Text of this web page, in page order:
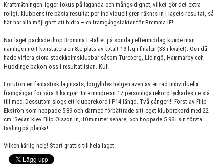
Kraftmätningen ligger fokus på laganda och mångsidighet, vilket gör det extra
roligt. Klubbens tre bästa resultat per individuell gren räknas in i lagets resultat, så
här har alla möjlighet att bidra – en framgångsfaktor för Bromma IF!
När laget packade ihop Bromma IF-tältet på söndag eftermiddag kunde man
nämligen nöjt konstatera en 8:e plats av totalt 19 lag i finalen (33 i kvalet). Och då
hade vi flera stora stockholmsklubbar såsom Tureberg, Lidingö, Hammarby och
Huddinge bakom oss i resultatlistan. Kul!
Förutom en fantastisk laginsats, förgylldes helgen även av en rad individuella
framgångar för våra 8 kämpar. Inte mindre än 17 personliga rekord lyckades de slå
till med. Dessutom slogs ett klubbrekord i P14 längd. Två gånger!!! Först av Filip
Ekström som hoppade 5.89 och därmed förbättrade sitt eget klubbrekord med 22
cm. Sedan klev Filip Olsson in, 10 minuter senare, och hoppade 5.98 i sin första
tävling på planka!
Vilken härlig helg! Stort grattis till hela laget.